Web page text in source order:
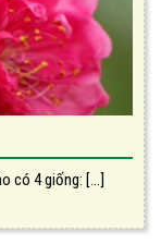
có 4 giống: [...]